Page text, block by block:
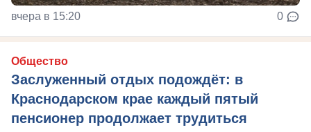
вчера в 15:20 0
Общество
Заслуженный отдых подождёт: в
Краснодарском крае каждый пятый
пенсионер продолжает трудиться